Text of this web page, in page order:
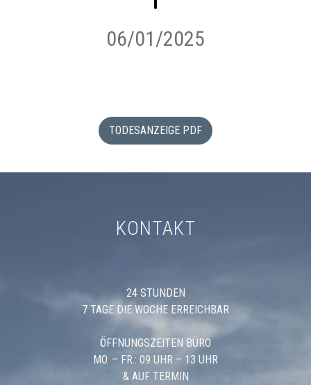
06/01/2025
TODESANZEIGE PDF
KONTAKT
24 STUNDEN
7 TAGE DIE WOCHE ERREICHBAR
ÖFFNUNGSZEITEN BÜRO
MO. – FR.: 09 UHR – 13 UHR
& AUF TERMIN